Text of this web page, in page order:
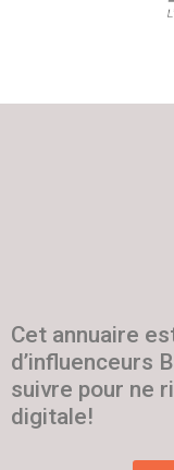
Cet annuaire
d’influenceurs
suivre pour ne
digitale!